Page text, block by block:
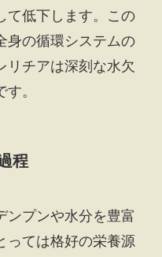
て低下します。この
身の循環システムの
リチアは深刻な水欠
。
程
ンプンや水分を豊富
っては格好の栄養源